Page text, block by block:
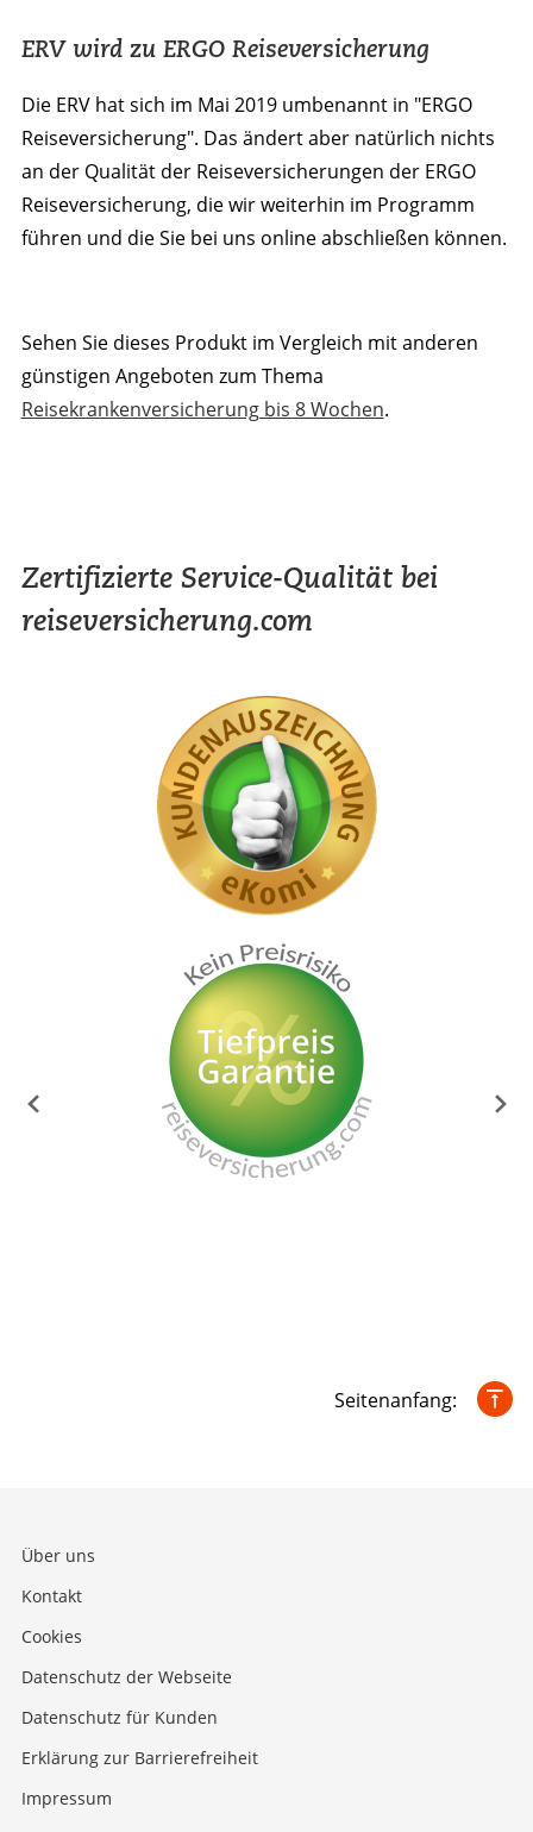
ERV wird zu ERGO Reiseversicherung
Die ERV hat sich im Mai 2019 umbenannt in "ERGO
Reiseversicherung". Das ändert aber natürlich nichts
an der Qualität der Reiseversicherungen der ERGO
Reiseversicherung, die wir weiterhin im Programm
führen und die Sie bei uns online abschließen können.
Sehen Sie dieses Produkt im Vergleich mit anderen
günstigen Angeboten zum Thema
Reisekrankenversicherung bis 8 Wochen.
Zertifizierte Service-Qualität bei
reiseversicherung.com
Seitenanfang:
Über uns
Kontakt
Cookies
Datenschutz der Webseite
Datenschutz für Kunden
Erklärung zur Barrierefreiheit
Impressum